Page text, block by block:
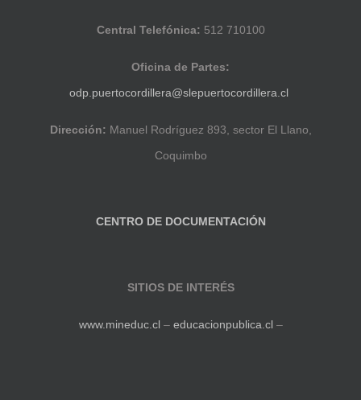
Central Telefónica: 512 710100
Oficina de Partes:
odp.puertocordillera@slepuertocordillera.cl
Dirección: Manuel Rodríguez 893, sector El Llano,
Coquimbo
CENTRO DE DOCUMENTACIÓN
SITIOS DE INTERÉS
www.mineduc.cl – educacionpublica.cl –